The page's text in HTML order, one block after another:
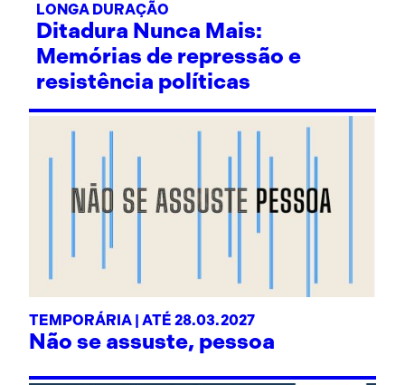
LONGA DURAÇÃO
Ditadura Nunca Mais:
Memórias de repressão e
resistência políticas
TEMPORÁRIA | ATÉ 28.03.2027
Não se assuste, pessoa